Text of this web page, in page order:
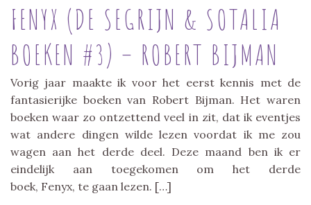
FENYX (DE SEGRIJN & SOTALIA
BOEKEN #3) – ROBERT BIJMAN
Vorig jaar maakte ik voor het eerst kennis met de
fantasierijke boeken van Robert Bijman. Het waren
boeken waar zo ontzettend veel in zit, dat ik eventjes
wat andere dingen wilde lezen voordat ik me zou
wagen aan het derde deel. Deze maand ben ik er
eindelijk aan toegekomen om het derde
boek, Fenyx, te gaan lezen. […]